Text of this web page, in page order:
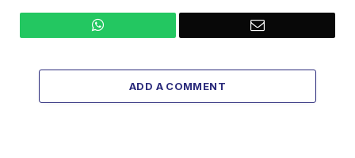
WhatsApp Email
ADD A COMMENT